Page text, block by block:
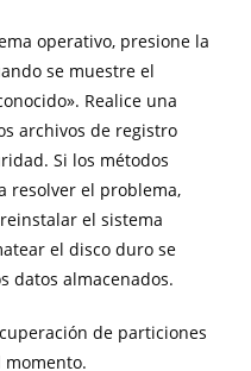
operativo, presione la
se muestre el
Realice una
archivos de registro
Si los métodos
resolver el problema,
el sistema
el disco duro se
datos almacenados.
de particiones
momento.